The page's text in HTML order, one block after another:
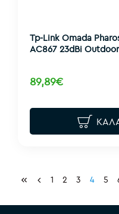
Tp-Link Omada
AC867 23dBi
89,89€
1 2 3 4 5